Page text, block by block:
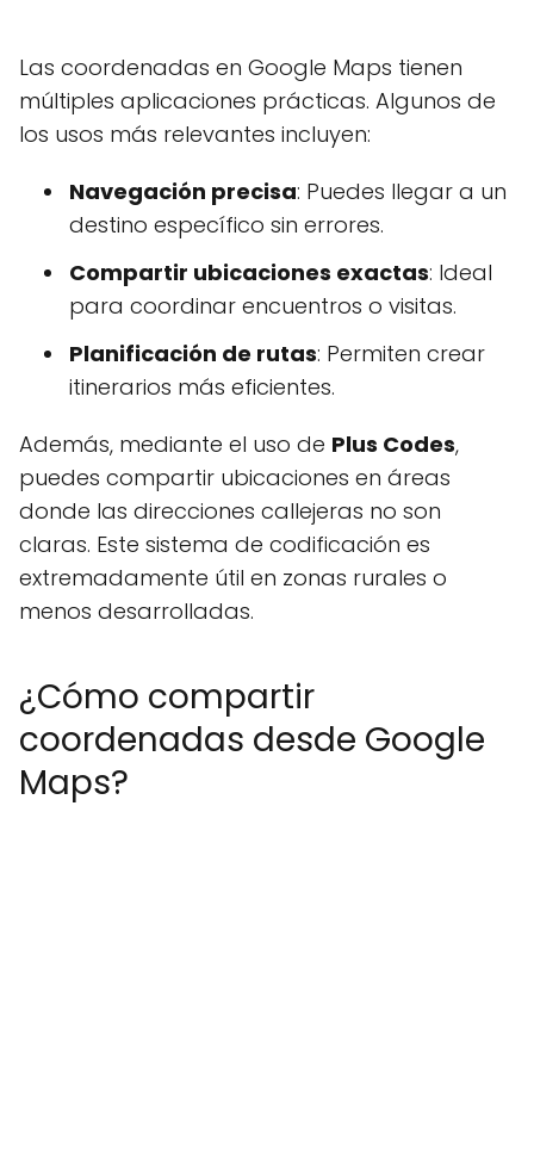
Las coordenadas en Google Maps tienen
múltiples aplicaciones prácticas. Algunos de
los usos más relevantes incluyen:
Navegación precisa: Puedes llegar a un
destino específico sin errores.
Compartir ubicaciones exactas: Ideal
para coordinar encuentros o visitas.
Planificación de rutas: Permiten crear
itinerarios más eficientes.
Además, mediante el uso de Plus Codes,
puedes compartir ubicaciones en áreas
donde las direcciones callejeras no son
claras. Este sistema de codificación es
extremadamente útil en zonas rurales o
menos desarrolladas.
¿Cómo compartir
coordenadas desde Google
Maps?